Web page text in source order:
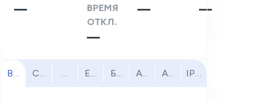
—
ВРЕМЯ
ОТКЛ.
—
— —
Все Северная Америка
Южная Америка
ЕвропаБлижний Восток
АфрикаАзиатско-
IPv6